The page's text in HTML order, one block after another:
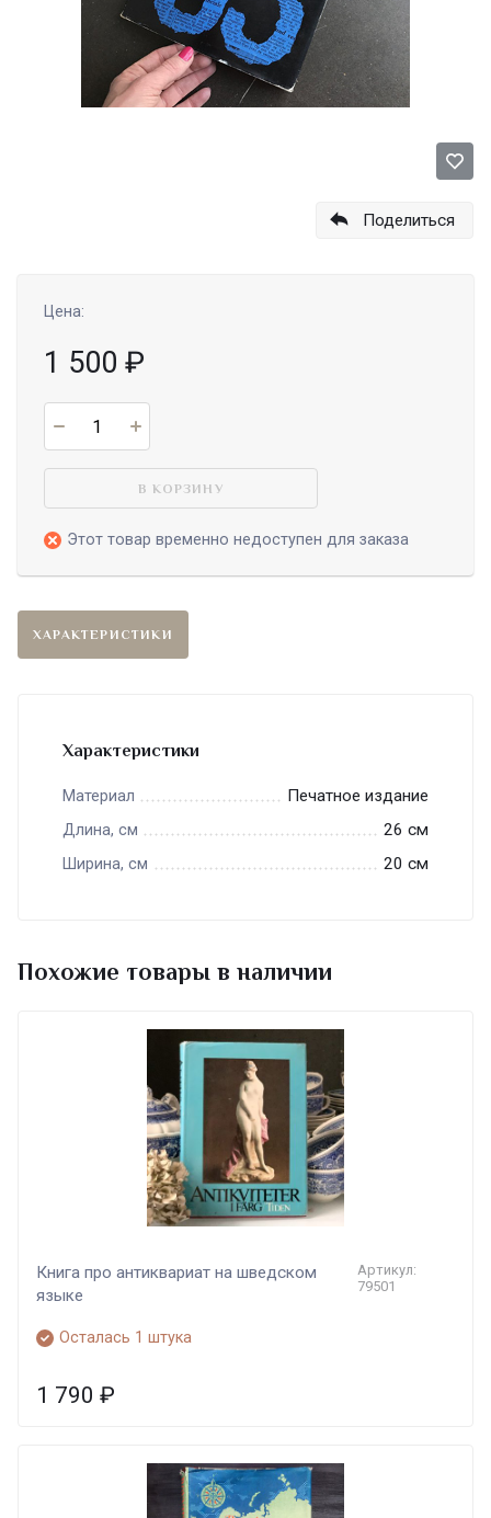
Поделиться
Цена:
1 500 ₽
В КОРЗИНУ
Этот товар временно недоступен для заказа
ХАРАКТЕРИСТИКИ
Характеристики
Материал Печатное издание
Длина, см 26 см
Ширина, см 20 см
Похожие товары в наличии
Книга про антиквариат на шведском
языке
Артикул:
79501
Осталась 1 штука
1 790 ₽